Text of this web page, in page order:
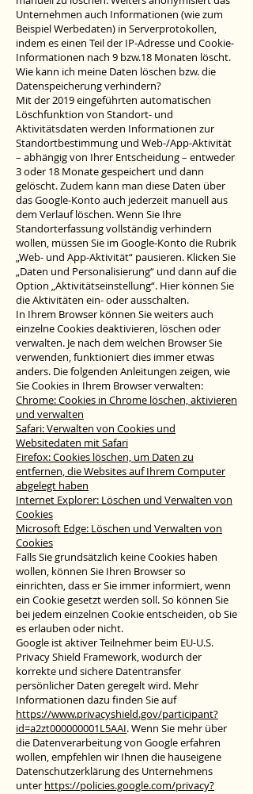
Unternehmen auch Informationen (wie zum
Beispiel Werbedaten) in Serverprotokollen,
indem es einen Teil der IP-Adresse und Cookie-
Informationen nach 9 bzw.18 Monaten löscht.
Wie kann ich meine Daten löschen bzw. die
Datenspeicherung verhindern?
Mit der 2019 eingeführten automatischen
Löschfunktion von Standort- und
Aktivitätsdaten werden Informationen zur
Standortbestimmung und Web-/App-Aktivität
– abhängig von Ihrer Entscheidung – entweder
3 oder 18 Monate gespeichert und dann
gelöscht. Zudem kann man diese Daten über
das Google-Konto auch jederzeit manuell aus
dem Verlauf löschen. Wenn Sie Ihre
Standorterfassung vollständig verhindern
wollen, müssen Sie im Google-Konto die Rubrik
„Web- und App-Aktivität“ pausieren. Klicken Sie
„Daten und Personalisierung“ und dann auf die
Option „Aktivitätseinstellung“. Hier können Sie
die Aktivitäten ein- oder ausschalten.
In Ihrem Browser können Sie weiters auch
einzelne Cookies deaktivieren, löschen oder
verwalten. Je nach dem welchen Browser Sie
verwenden, funktioniert dies immer etwas
anders. Die folgenden Anleitungen zeigen, wie
Sie Cookies in Ihrem Browser verwalten:
Chrome: Cookies in Chrome löschen, aktivieren
und verwalten
Safari: Verwalten von Cookies und
Websitedaten mit Safari
Firefox: Cookies löschen, um Daten zu
entfernen, die Websites auf Ihrem Computer
abgelegt haben
Internet Explorer: Löschen und Verwalten von
Cookies
Microsoft Edge: Löschen und Verwalten von
Cookies
Falls Sie grundsätzlich keine Cookies haben
wollen, können Sie Ihren Browser so
einrichten, dass er Sie immer informiert, wenn
ein Cookie gesetzt werden soll. So können Sie
bei jedem einzelnen Cookie entscheiden, ob Sie
es erlauben oder nicht.
Google ist aktiver Teilnehmer beim EU-U.S.
Privacy Shield Framework, wodurch der
korrekte und sichere Datentransfer
persönlicher Daten geregelt wird. Mehr
Informationen dazu finden Sie auf
https://www.privacyshield.gov/participant?
id=a2zt000000001L5AAI. Wenn Sie mehr über
die Datenverarbeitung von Google erfahren
wollen, empfehlen wir Ihnen die hauseigene
Datenschutzerklärung des Unternehmens
unter https://policies.google.com/privacy?